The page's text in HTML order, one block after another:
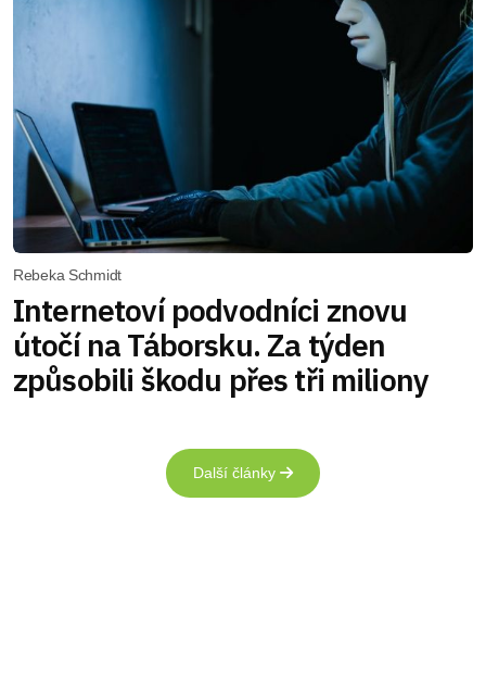
Rebeka Schmidt
Internetoví podvodníci znovu
útočí na Táborsku. Za týden
způsobili škodu přes tři miliony
Další články